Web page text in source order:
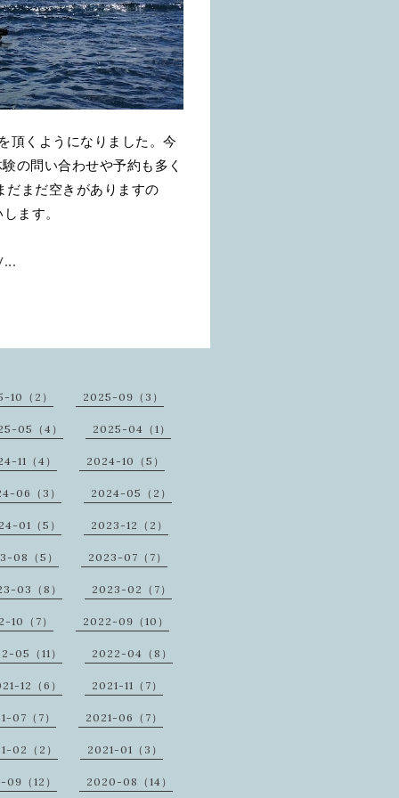
頂くようになりました。今
の問い合わせや予約も多く
まだ空きがありますの
ます。
10（2） 2025-09（3）
05（4） 2025-04（1）
11（4） 2024-10（5）
06（3） 2024-05（2）
01（5） 2023-12（2）
08（5） 2023-07（7）
03（8） 2023-02（7）
10（7） 2022-09（10）
05（11） 2022-04（8）
12（6） 2021-11（7）
07（7） 2021-06（7）
02（2） 2021-01（3）
（12） 2020-08（14）